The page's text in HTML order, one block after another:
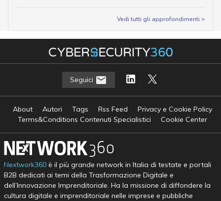
Vedi tutti gli approfondimenti >
Seguici
About Autori Tags Rss Feed
Privacy e Cookie Policy
Terms&Conditions Contenuti Specialistici
Cookie Center
Nextwork360è il più grande network in Italia di testate e portali
B2B dedicati ai temi della Trasformazione Digitale e
dell’Innovazione Imprenditoriale. Ha la missione di diffondere la
cultura digitale e imprenditoriale nelle imprese e pubbliche